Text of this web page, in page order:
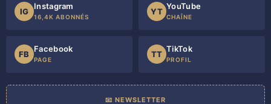
IG
Instagram
16,4K ABONNÉS
YT
YouTube
CHAÎNE
FB
Facebook
PAGE
TT
TikTok
PROFIL
📧 NEWSLETTER